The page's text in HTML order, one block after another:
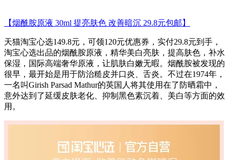
【烟酰胺原液 30ml 提亮肤色 改善暗沉 29.8元包邮】
天猫淘宝心选149.8元，可领120元优惠券，实付29.8元到手，
淘宝心选出品的烟酰胺原液，精华美白亮肤，提高肤色，补水
保湿，国际高端奢华原液，让肌肤白嫩无暇。烟酰胺被发现的
很早，最开始是用于防治糙皮并口炎、舌炎。不过在1974年，
一名叫Girish Parsad Mathur的英国人将其使用在了防晒霜中，
意外达到了延缓皮肤老化、抑制黑色素沉着、美白等方面的效
用。